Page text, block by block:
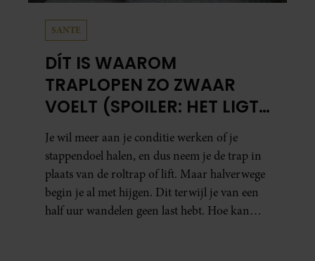
SANTE
DÍT IS WAAROM
TRAPLOPEN ZO ZWAAR
VOELT (SPOILER: HET LIGT
NIET AAN JE CONDITIE)
Je wil meer aan je conditie werken of je
stappendoel halen, en dus neem je de trap in
plaats van de roltrap of lift. Maar halverwege
begin je al met hijgen. Dit terwijl je van een
half uur wandelen geen last hebt. Hoe kan